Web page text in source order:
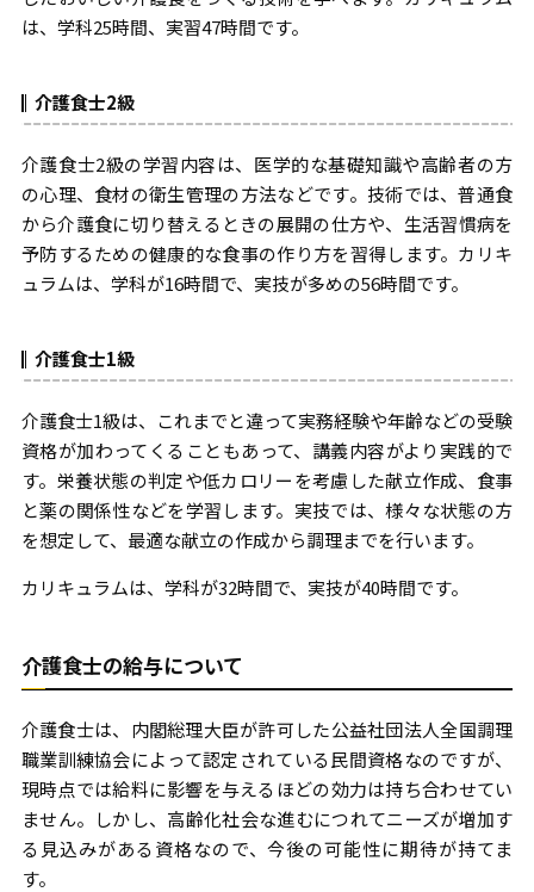
は、学科25時間、実習47時間です。
介護食士2級
介護食士2級の学習内容は、医学的な基礎知識や高齢者の方
の心理、食材の衛生管理の方法などです。技術では、普通食
から介護食に切り替えるときの展開の仕方や、生活習慣病を
予防するための健康的な食事の作り方を習得します。カリキ
ュラムは、学科が16時間で、実技が多めの56時間です。
介護食士1級
介護食士1級は、これまでと違って実務経験や年齢などの受験
資格が加わってくることもあって、講義内容がより実践的で
す。栄養状態の判定や低カロリーを考慮した献立作成、食事
と薬の関係性などを学習します。実技では、様々な状態の方
を想定して、最適な献立の作成から調理までを行います。
カリキュラムは、学科が32時間で、実技が40時間です。
介護食士の給与について
介護食士は、内閣総理大臣が許可した公益社団法人全国調理
職業訓練協会によって認定されている民間資格なのですが、
現時点では給料に影響を与えるほどの効力は持ち合わせてい
ません。しかし、高齢化社会な進むにつれてニーズが増加す
る見込みがある資格なので、今後の可能性に期待が持てま
す。